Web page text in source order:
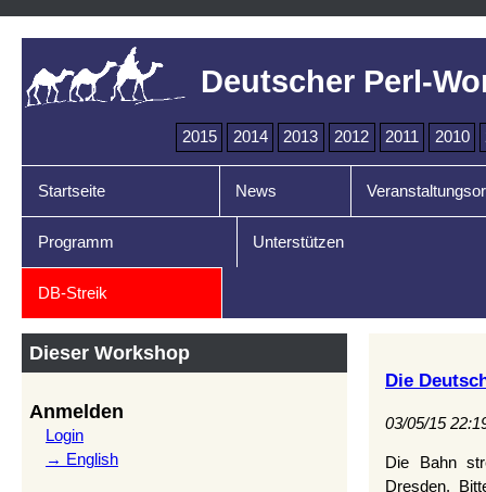
Deutscher Perl-
2015 2014 2013 2012 2011 2010
Startseite News
Programm Unterstützen
DB-Streik
Dieser Workshop
Anmelden
Login
→ English
Die
03/05/15
Die Bahn
Dresden.